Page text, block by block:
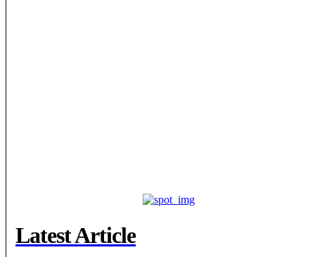
Latest Article